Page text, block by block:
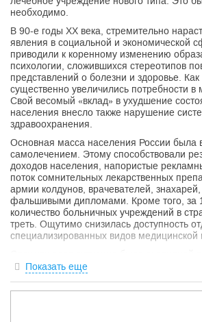
необходимо.
В 90-е годы XX века, стремительно
явления в социальной и экономической
приводили к коренному изменению
психологии, сложившихся стереотипов
представлений о болезни и здоровье. Как
существенно увеличились потребности в
Свой весомый «вклад» в ухудшение
населения внесло также нарушение
здравоохранения.
Основная масса населения России была
самолечением. Этому способствовали
доходов населения, напористые
поток сомнительных лекарственных
армии колдунов, врачевателей,
фальшивыми дипломами. Кроме того, за
количество больничных учреждений в
треть. Ощутимо снизилась доступность
специализированных видов медицинской
профессиональных врачей. Очень важно
доверитьсамое ценное, что мы имеем
Показать еще